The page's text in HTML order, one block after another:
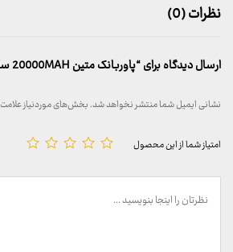
نظرات (0)
ارسال دیدگاه برای “پاوربانک متین 20000MAH سیلیکون پاور مدل GS28”
نشانی ایمیل شما منتشر نخواهد شد.بخش‌های موردنیاز
امتیاز شما از این محصول